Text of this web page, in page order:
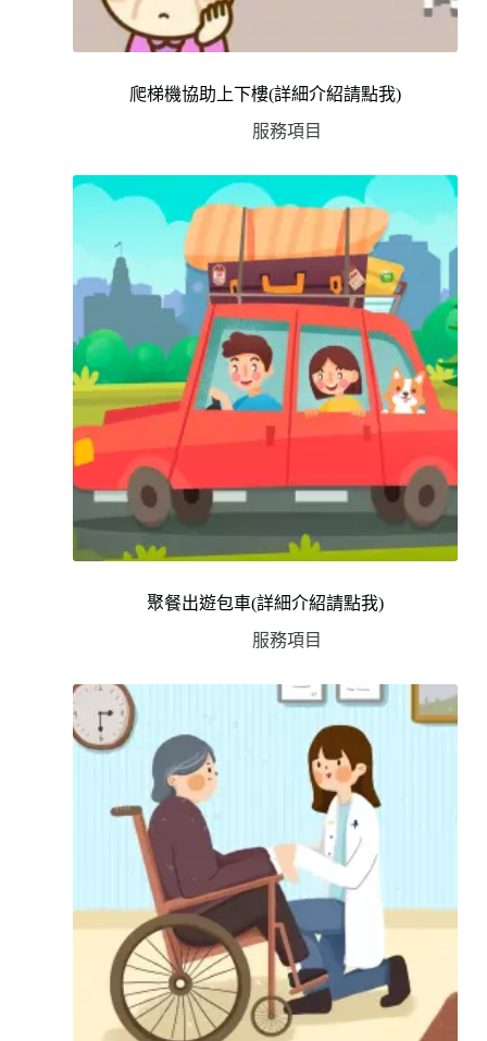
爬梯機協助上下樓(詳細介紹請點我)
服務項目
聚餐出遊包車(詳細介紹請點我)
服務項目